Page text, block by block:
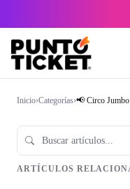
Inicio›Categorías›📢 Circo
ARTÍCULOS